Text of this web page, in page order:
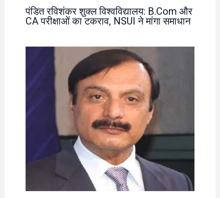
पंडित रविशंकर शुक्ल विश्वविद्यालय: B.Com और
CA परीक्षाओं का टकराव, NSUI ने मांगा समाधान